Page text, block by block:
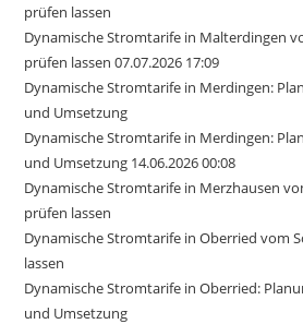
prüfen lassen
Dynamische Stromtarife in Malterdingen
prüfen lassen 07.07.2026 17:09
Dynamische Stromtarife in Merdingen:
und Umsetzung
Dynamische Stromtarife in Merdingen:
und Umsetzung 14.06.2026 00:08
Dynamische Stromtarife in Merzhausen
prüfen lassen
Dynamische Stromtarife in Oberried vom
lassen
Dynamische Stromtarife in Oberried:
und Umsetzung